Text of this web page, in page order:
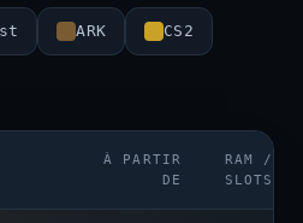
ARK CS2
À PARTIR
DE
RAM /
SLOTS